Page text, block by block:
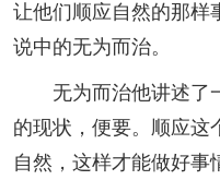
让他们顺应自然的那样
说中的无为而治。
无为而治他讲述了
的现状，便要。顺应这
自然，这样才能做好事